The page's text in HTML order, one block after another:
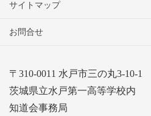
サイトマップ
お問合せ
〒310-0011 水戸市三の丸3-10-1
茨城県立水戸第一高等学校内
知道会事務局